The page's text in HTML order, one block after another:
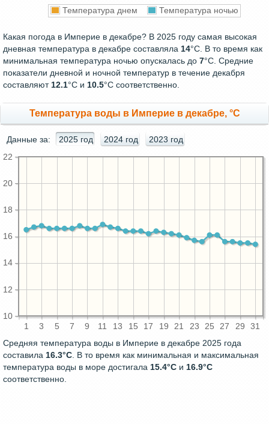
Температура днем Температура ночью
Какая погода в Империе в декабре? В 2025 году самая высокая
дневная температура в декабре составляла 14°С. В то время как
минимальная температура ночью опускалась до 7°C. Средние
показатели дневной и ночной температур в течение декабря
составляют12.1°С и 10.5°С соответственно.
Температура воды в Империе в декабре, °C
Данные за: 2025 год 2024 год 2023 год
1 3 5 7 9 11 13 15 17 19 21 23 25 27 29 31
10
12
14
16
18
20
22
Средняя температура воды в Империе в декабре 2025 года
составила 16.3°C. В то время как минимальная и максимальная
температура воды в море достигала 15.4°C и 16.9°C
соответственно.